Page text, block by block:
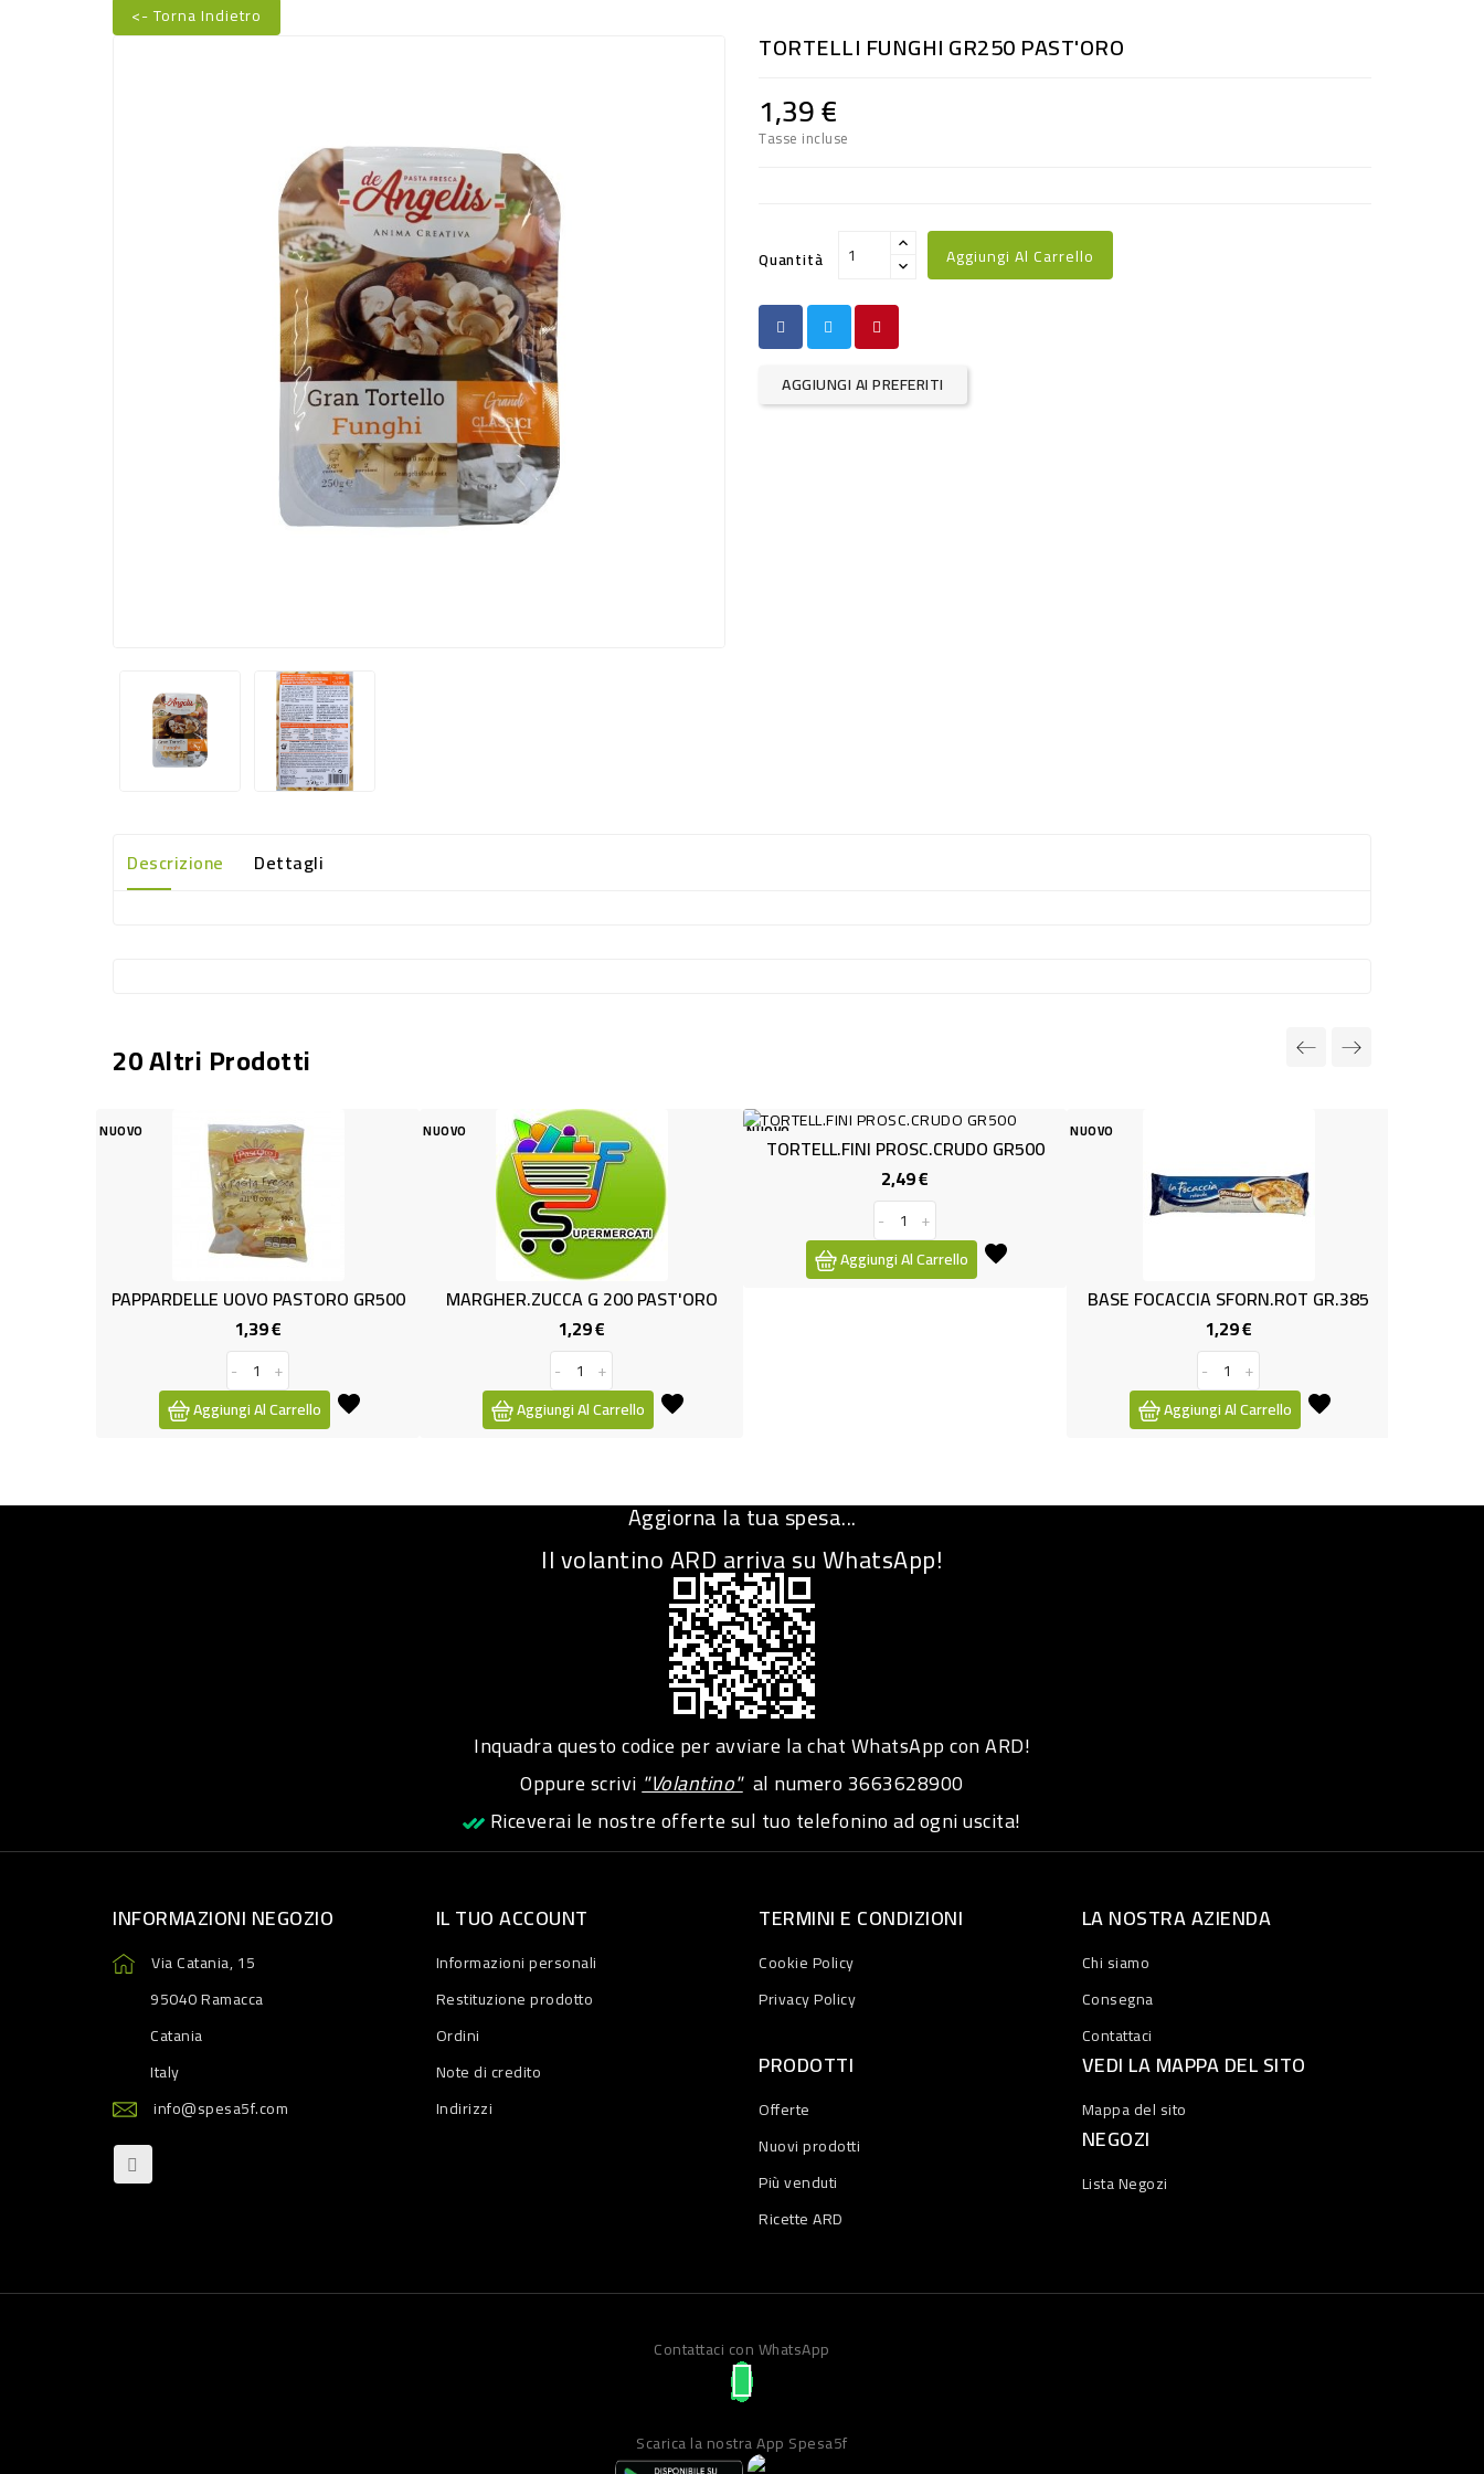
<- Torna Indietro
TORTELLI FUNGHI GR250 PAST'ORO
1,39 €
Tasse incluse
Quantità Aggiungi Al Carrello
AGGIUNGI AI PREFERITI
Descrizione Dettagli
20 Altri Prodotti
NUOVO
PAPPARDELLE UOVO PASTORO GR500
1,39 €Prezzo
Aggiungi Al Carrello
NUOVO
MARGHER.ZUCCA G 200 PAST'ORO
1,29 €Prezzo
Aggiungi Al Carrello
NUOVO
TORTELL.FINI PROSC.CRUDO GR500
2,49 €Prezzo
Aggiungi Al Carrello
NUOVO
BASE FOCACCIA SFORN.ROT GR.385
1,29 €Prezzo
Aggiungi Al Carrello
Aggiorna la tua spesa...
Il volantino ARD arriva su WhatsApp!
Inquadra questo codice per avviare la chat WhatsApp con ARD!
Oppure scrivi"Volantino"al numero3663628900
Riceverai le nostre offerte sul tuo telefonino ad ogni uscita!
INFORMAZIONI NEGOZIO
Via Catania, 15
95040 Ramacca
Catania
Italy
info@spesa5f.com
IL TUO ACCOUNT
Informazioni personali
Restituzione prodotto
Ordini
Note di credito
Indirizzi
TERMINI E CONDIZIONI
Cookie Policy
Privacy Policy
LA NOSTRA AZIENDA
Chi siamo
Consegna
Contattaci
PRODOTTI
Offerte
Nuovi prodotti
Più venduti
Ricette ARD
VEDI LA MAPPA DEL SITO
Mappa del sito
NEGOZI
Lista Negozi
Contattaci con WhatsApp
Scarica la nostra App Spesa5f